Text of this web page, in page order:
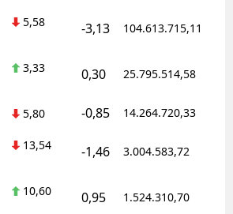
5,58 -3,13 104.613.715,11
3,33 0,30 25.795.514,58
5,80 -0,85 14.264.720,33
13,54 -1,46 3.004.583,72
10,60 0,95 1.524.310,70